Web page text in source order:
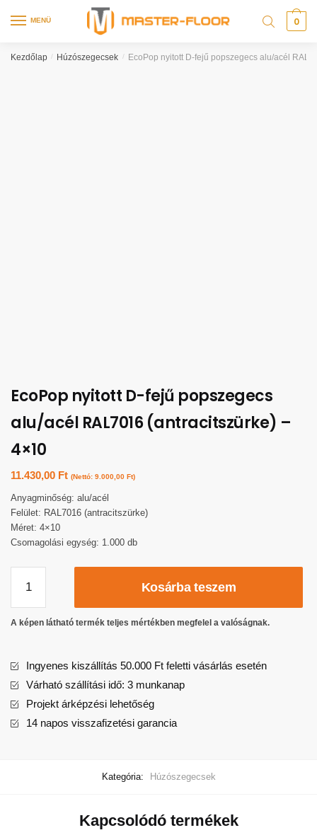
MENÜ 0
Kezdőlap / Húzószegecsek / EcoPop nyitott D-fejű popszegecs alu/acél
EcoPop nyitott D-fejű popszegecs
alu/acél RAL7016 (antracitszürke) –
4×10
11.430,00 Ft (Nettó: 9.000,00 Ft)
Anyagminőség: alu/acél
Felület: RAL7016 (antracitszürke)
Méret: 4×10
Csomagolási egység: 1.000 db
Kosárba teszem
A képen látható termék teljes mértékben megfelel a valóságnak.
Ingyenes kiszállítás 50.000 Ft feletti vásárlás esetén
Várható szállítási idő: 3 munkanap
Projekt árképzési lehetőség
14 napos visszafizetési garancia
Kategória: Húzószegecsek
Kapcsolódó termékek